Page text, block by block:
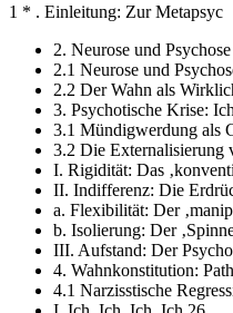
1 * . Einleitung: Zur Metapsyc
2. Neurose und
2.1 Neurose und
2.2 Der Wahn als
3. Psychotische Krise:
3.1 Mündigwerdung als
3.2 Die Externalisierung
I. Rigidität: Das
II. Indifferenz: Die
a. Flexibilität: Der
b. Isolierung: Der
III. Aufstand: Der
4. Wahnkonstitution:
4.1 Narzisstische